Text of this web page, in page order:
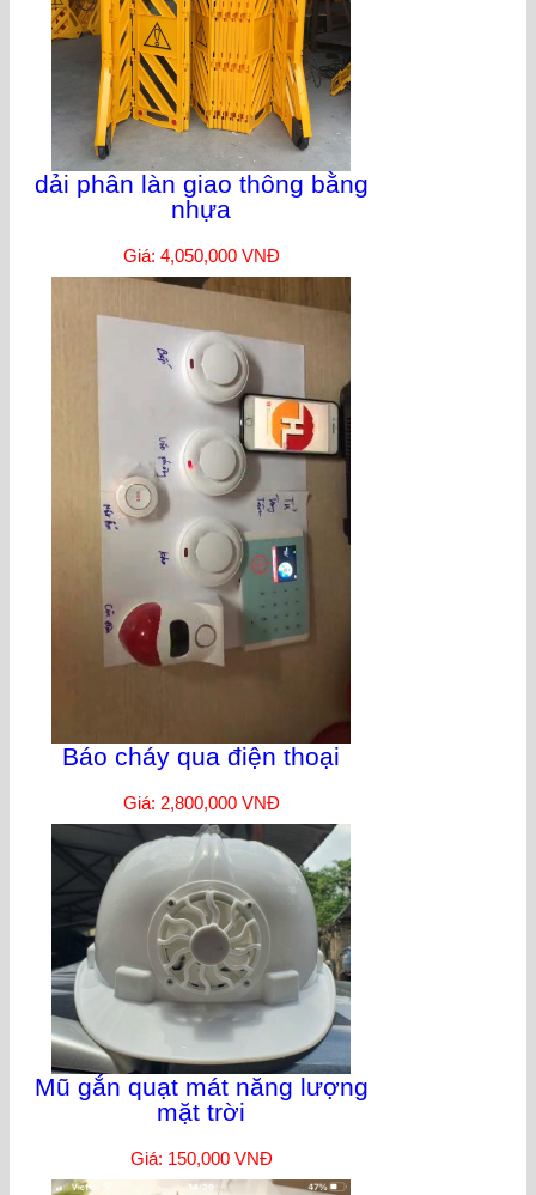
dải phân làn giao thông bằng
nhựa
Giá: 4,050,000 VNĐ
Báo cháy qua điện thoại
Giá: 2,800,000 VNĐ
Mũ gắn quạt mát năng lượng
mặt trời
Giá: 150,000 VNĐ